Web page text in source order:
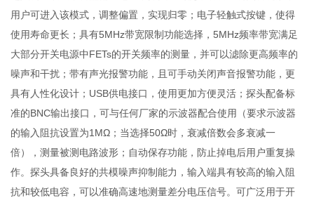
用户可进入该模式，调整偏置，实现归零；电子轻触式按键，使得
使用寿命更长；具有5MHz带宽限制功能选择，5MHz频率带宽满足
大部分开关电源中FETs的开关频率的测量，并可以滤除更高频率的
噪声和干扰；带有声光报警功能，且可手动关闭声音报警功能，更
具有人性化设计；USB供电接口，使用更加方便灵活；探头配备标
准的BNC输出接口，可与任何厂家的示波器配合使用（要求示波器
的输入阻抗设置为1MΩ；当选择50Ω时，衰减倍数会多衰减一
倍），测量被测电路波形；自动保存功能，防止掉电后用户重复操
作。探头具备良好的共模噪声抑制能力，输入端具有较高的输入阻
抗和较低电容，可以准确高速地测量差分电压信号。可广泛用于开